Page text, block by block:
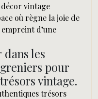
vintage
où règne la joie de
d’une
dans les
pour
vintage.
trésors